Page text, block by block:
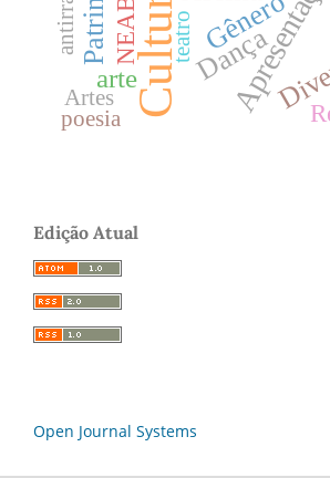
Cultura Gênero
Dança
arte
NEABI teatro
Artes
poesia
Edição Atual
Open Journal Systems